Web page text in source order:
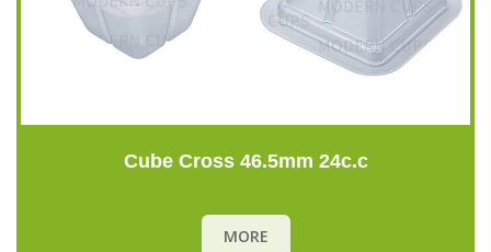
Cube Cross 46.5mm 24c.c
MORE